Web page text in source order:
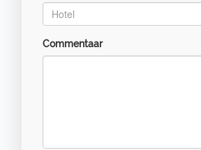
Commentaar